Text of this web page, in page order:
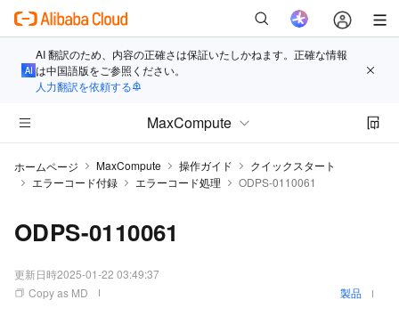
AI 翻訳のため、内容の正確さは保証いたしかねます。正確な情報
は中国語版をご参照ください。
人力翻訳を依頼する
MaxCompute
ホームページ MaxCompute 操作ガイド
クイックスタート
エラーコード付録
エラーコード処理 ODPS-0110061
ODPS-0110061
更新日時2025-01-22 03:49:37
Copy as MD
製品